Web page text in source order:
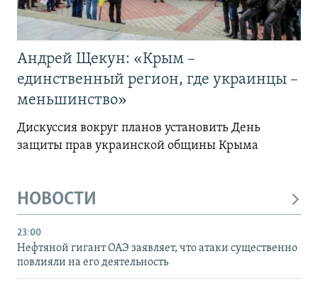
Андрей Щекун: «Крым –
единственный регион, где украинцы –
меньшинство»
Дискуссия вокруг планов установить День
защиты прав украинской общины Крыма
НОВОСТИ
23:00
Нефтяной гигант ОАЭ заявляет, что атаки существенно
повлияли на его деятельность